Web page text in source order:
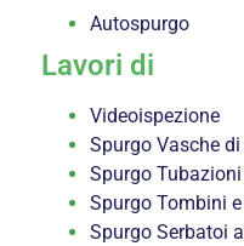
Autospurgo
Lavori di
Videoispezione
Spurgo Vasche
Spurgo
Spurgo Tombini
Spurgo Serbatoi